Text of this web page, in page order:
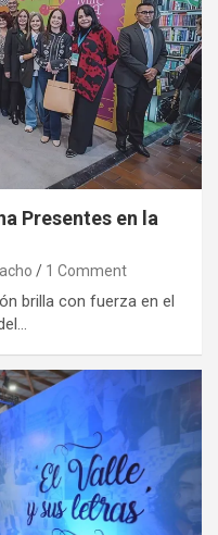
Presentes en la
1 Comment
brilla con fuerza en el